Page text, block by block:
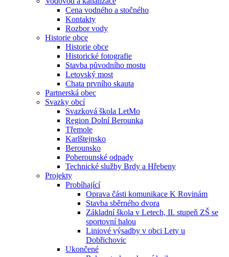
Cena vodného a stočného
Kontakty
Rozbor vody
Historie obce
Historie obce
Historické fotografie
Stavba původního mostu
Letovský most
Chata prvního skauta
Partnerská obec
Svazky obcí
Svazková škola LetMo
Region Dolní Berounka
Třemole
Karlštejnsko
Berounsko
Poberounské odpady
Technické služby Brdy a Hřebeny
Projekty
Probíhající
Oprava části komunikace K Rovinám
Stavba sběrného dvora
Základní škola v Letech, II. stupeň ZŠ se
sportovní halou
Liniové výsadby v obci Lety u
Dobřichovic
Ukončené